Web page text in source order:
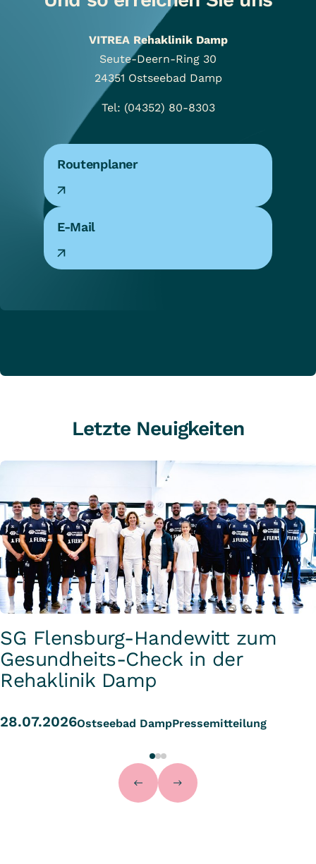
VITREA Rehaklinik Damp
Seute-Deern-Ring 30
24351 Ostseebad Damp
Tel: (04352) 80-8303
Routenplaner
E-Mail
Letzte Neuigkeiten
SG Flensburg-Handewitt zum
Gesundheits-Check in der
Rehaklinik Damp
28.07.2026Ostseebad DampPressemitteilung